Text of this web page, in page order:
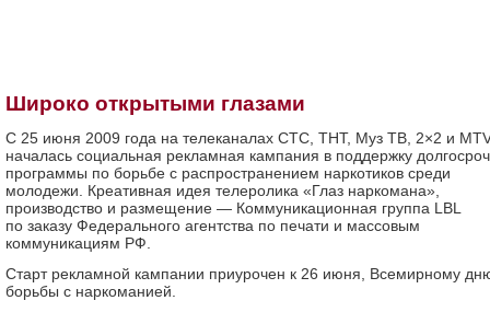
Широко открытыми глазами
С 25 июня 2009 года на телеканалах СТС, ТНТ, Муз ТВ, 2×2 и
началась социальная рекламная кампания в поддержку
программы по борьбе с распространением наркотиков среди
молодежи. Креативная идея телеролика «Глаз наркомана»,
производство и размещение — Коммуникационная группа LBL
по заказу Федерального агентства по печати и массовым
коммуникациям РФ.
Старт рекламной кампании приурочен к 26 июня, Всемирному
борьбы с наркоманией.